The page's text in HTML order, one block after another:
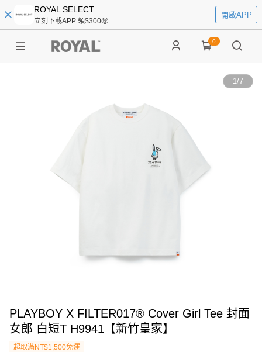
ROYAL SELECT
立刻下載APP 領$300🤑
開啟APP
0
1/7
PLAYBOY X FILTER017® Cover Girl Tee 封面
女郎 白短T H9941【新竹皇家】
超取滿NT$1,500免運